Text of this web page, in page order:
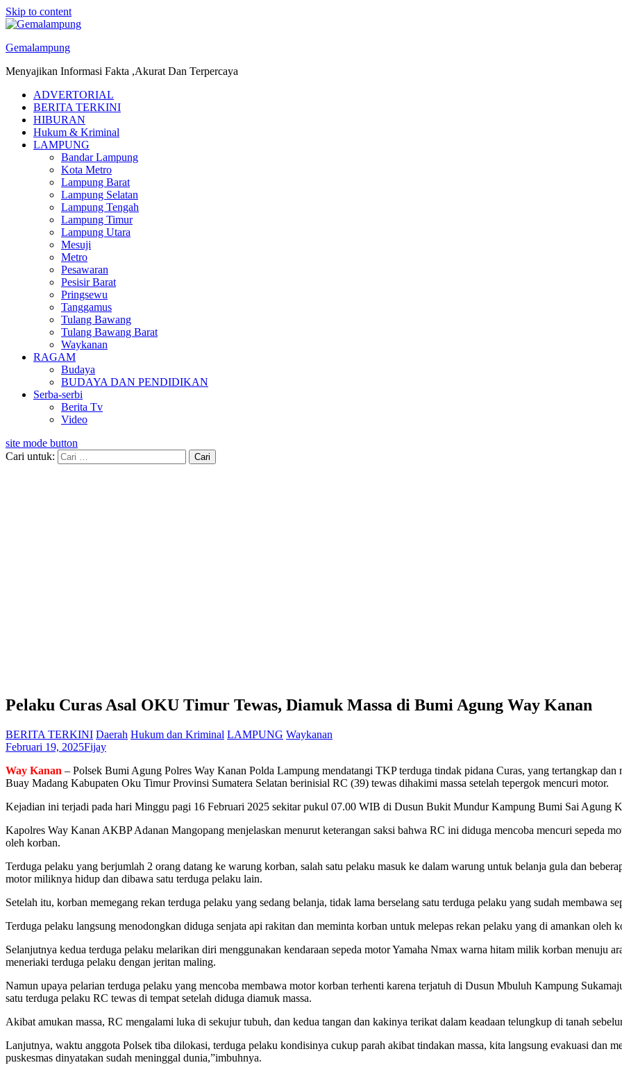
Skip to content
Gemalampung
Menyajikan Informasi Fakta ,Akurat Dan Terpercaya
ADVERTORIAL
BERITA TERKINI
HIBURAN
Hukum & Kriminal
LAMPUNG
Bandar Lampung
Kota Metro
Lampung Barat
Lampung Selatan
Lampung Tengah
Lampung Timur
Lampung Utara
Mesuji
Metro
Pesawaran
Pesisir Barat
Pringsewu
Tanggamus
Tulang Bawang
Tulang Bawang Barat
Waykanan
RAGAM
Budaya
BUDAYA DAN PENDIDIKAN
Serba-serbi
Berita Tv
Video
site mode button
Cari untuk:
Pelaku Curas Asal OKU Timur Tewas, Diamuk Massa di Bumi Agung Way Kanan
BERITA TERKINI Daerah Hukum dan Kriminal LAMPUNG Waykanan
Februari 19, 2025Fijay
Way Kanan – Polsek Bumi Agung Polres Way Kanan Polda Lampung mendatangi TKP terduga tindak pidana Curas, yang tertangkap
Buay Madang Kabupaten Oku Timur Provinsi Sumatera Selatan berinisial RC (39) tewas dihakimi massa setelah tepergok mencuri motor.
Kejadian ini terjadi pada hari Minggu pagi 16 Februari 2025 sekitar pukul 07.00 WIB di Dusun Bukit Mundur Kampung Bumi Sai Agung
Kapolres Way Kanan AKBP Adanan Mangopang menjelaskan menurut keterangan saksi bahwa RC ini diduga mencoba mencuri sepeda
oleh korban.
Terduga pelaku yang berjumlah 2 orang datang ke warung korban, salah satu pelaku masuk ke dalam warung untuk belanja gula dan
motor miliknya hidup dan dibawa satu terduga pelaku lain.
Setelah itu, korban memegang rekan terduga pelaku yang sedang belanja, tidak lama berselang satu terduga pelaku yang sudah membawa
Terduga pelaku langsung menodongkan diduga senjata api rakitan dan meminta korban untuk melepas rekan pelaku yang di amankan oleh
Selanjutnya kedua terduga pelaku melarikan diri menggunakan kendaraan sepeda motor Yamaha Nmax warna hitam milik korban menuju
meneriaki terduga pelaku dengan jeritan maling.
Namun upaya pelarian terduga pelaku yang mencoba membawa motor korban terhenti karena terjatuh di Dusun Mbuluh Kampung
satu terduga pelaku RC tewas di tempat setelah diduga diamuk massa.
Akibat amukan massa, RC mengalami luka di sekujur tubuh, dan kedua tangan dan kakinya terikat dalam keadaan telungkup di tanah
Lanjutnya, waktu anggota Polsek tiba dilokasi, terduga pelaku kondisinya cukup parah akibat tindakan massa, kita langsung evakuasi dan
puskesmas dinyatakan sudah meninggal dunia,”imbuhnya.